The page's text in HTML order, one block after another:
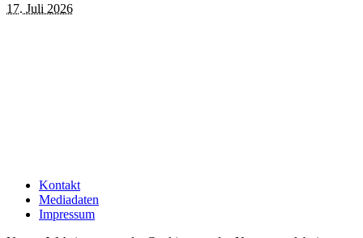
17. Juli 2026
Kontakt
Mediadaten
Impressum